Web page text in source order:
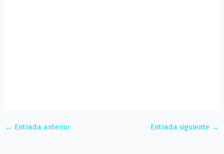
← Entrada anterior Entrada siguiente →